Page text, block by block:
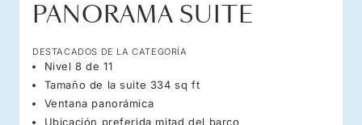
PANORAMA SUITE
DESTACADOS DE LA CATEGORÍA
Nivel 8 de 11
Tamaño de la suite 334 sq ft
Ventana panorámica
Ubicación preferida mitad del barco